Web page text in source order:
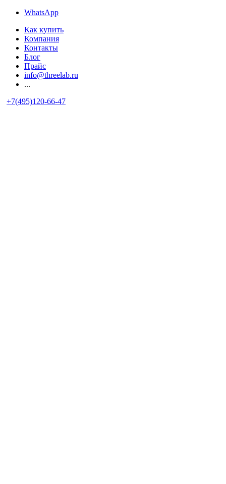
WhatsApp
Как купить
Компания
Контакты
Блог
Прайс
info@threelab.ru
...
+7(495)120-66-47